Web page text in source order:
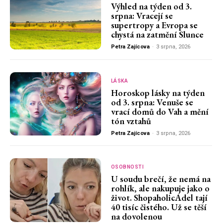
Výhled na týden od 3.
srpna: Vracejí se
supertropy a Evropa se
chystá na zatmění Slunce
Petra Zajícova - 3 srpna, 2026
LÁSKA
Horoskop lásky na týden
od 3. srpna: Venuše se
vrací domů do Vah a mění
tón vztahů
Petra Zajícova - 3 srpna, 2026
OSOBNOSTI
U soudu brečí, že nemá na
rohlík, ale nakupuje jako o
život. ShopaholicAdel tají
40 tisíc čistého. Už se těší
na dovolenou